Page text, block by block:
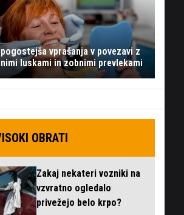
vprašanja v povezavi z
luskami in zobnimi prevlekami
OBRATI
Zakaj nekateri vozniki na
vzvratno ogledalo
privežejo belo krpo?